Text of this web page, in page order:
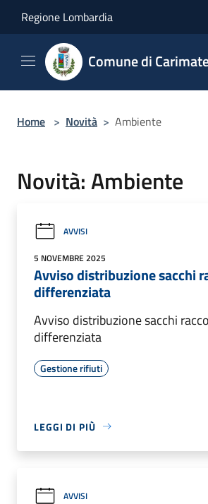
Regione Lombardia
Comune di
Home > Novità > Ambiente
Novità: Ambiente
AVVISI
5 NOVEMBRE 2025
Avviso distribuzione sacchi
differenziata
Avviso distribuzione sacchi
differenziata
Gestione rifiuti
LEGGI DI PIÙ
AVVISI